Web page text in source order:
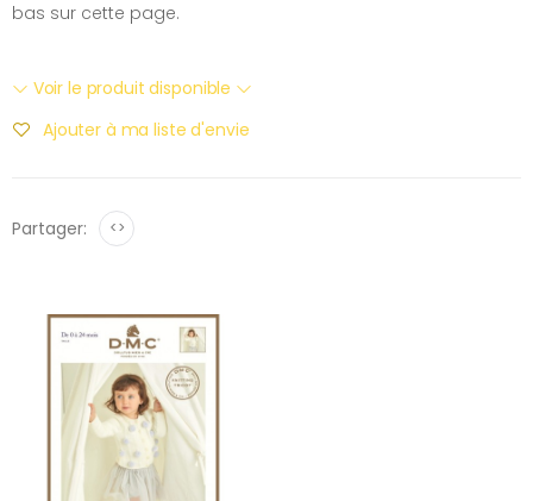
bas sur cette page.
Voir le produit disponible
Ajouter à ma liste d'envie
Partager: <>